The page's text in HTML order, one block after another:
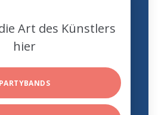
Art des Künstlers
hier
PARTYBANDS